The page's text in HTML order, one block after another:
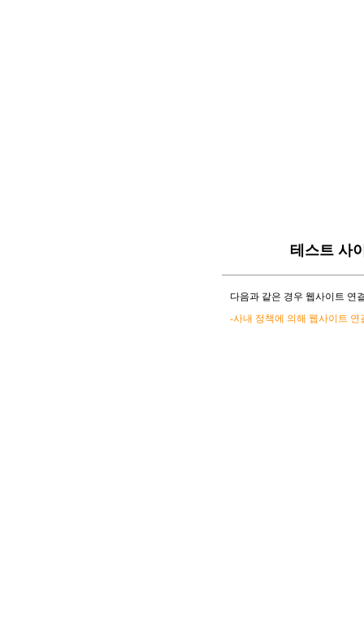
테스트 사
다음과 같은 경우 웹사이트 연
-사내 정책에 의해 웹사이트